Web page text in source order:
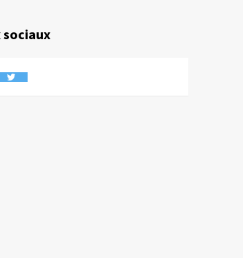
sociaux